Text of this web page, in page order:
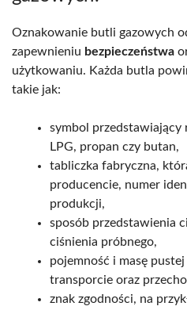
Oznakowanie butli gazowych
zapewnieniu bezpieczeństwa
użytkowaniu. Każda butla
takie jak:
symbol przedstawiający
LPG, propan czy butan,
tabliczka fabryczna,
producencie, numer
produkcji,
sposób przedstawienia
ciśnienia próbnego,
pojemność i masę
transporcie oraz
znak zgodności, na